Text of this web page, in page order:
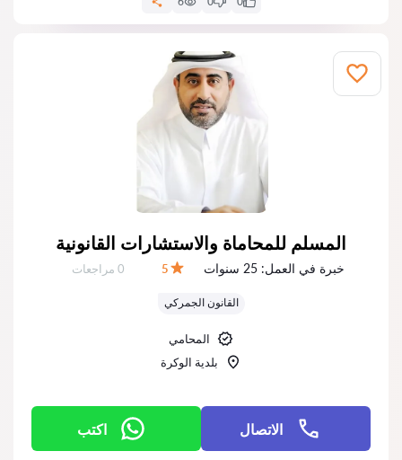
المسلم للمحاماة والاستشارات القانونية
خبرة في العمل: 25 سنوات 5 عدد المراجعات:
0 مراجعات
القانون الجمركي
المحامي
بلدية الوكرة
الاتصال اكتب